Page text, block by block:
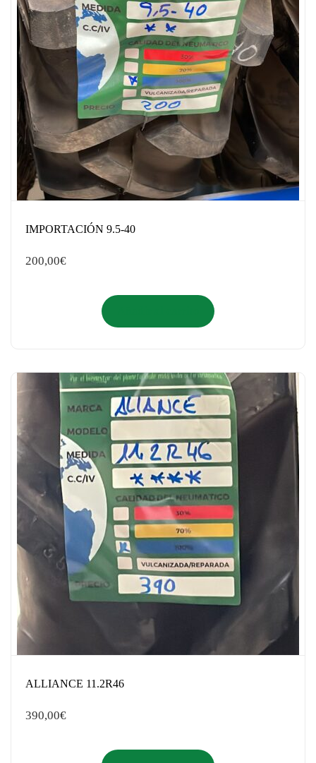
IMPORTACIÓN 9.5-40
200,00€
ALLIANCE 11.2R46
390,00€